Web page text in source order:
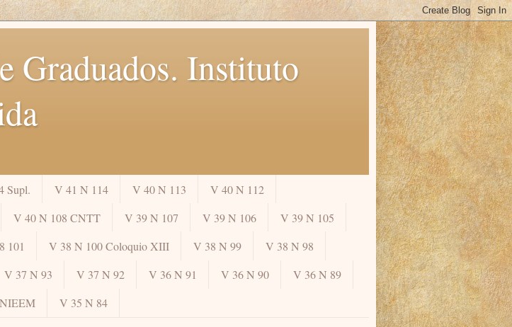
Graduados. Instituto
Supl. V 41 N 114 V 40 N 113
V 40 N 112
V 40 N 108 CNTT V 39 N 107 V 39 N 106
V 39 N 105
101 V 38 N 100 Coloquio XIII V 38 N 99
V 38 N 98
V 37 N 93 V 37 N 92 V 36 N 91 V 36 N 90
V 36 N 89
V 35 N 84